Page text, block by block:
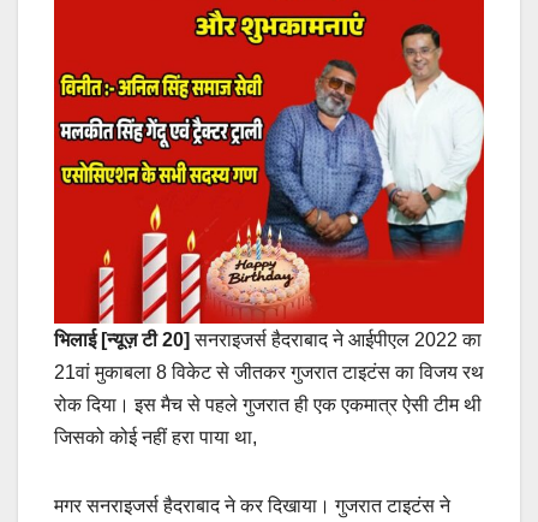
भिलाई [न्यूज़ टी 20] सनराइजर्स हैदराबाद ने आईपीएल 2022 का
21वां मुकाबला 8 विकेट से जीतकर गुजरात टाइटंस का विजय रथ
रोक दिया। इस मैच से पहले गुजरात ही एक एकमात्र ऐसी टीम थी
जिसको कोई नहीं हरा पाया था,
मगर सनराइजर्स हैदराबाद ने कर दिखाया। गुजरात टाइटंस ने